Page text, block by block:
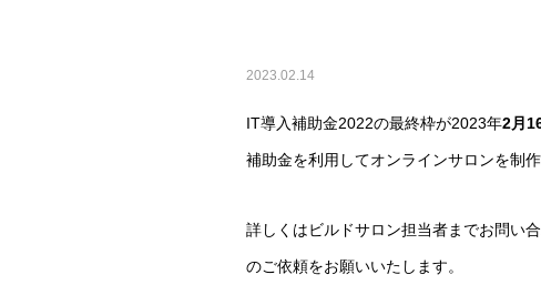
2023.02.14
IT導入補助金2022の最終枠が2023年2月
補助金を利用してオンラインサロンを制
詳しくはビルドサロン担当者までお問い合
のご依頼をお願いいたします。